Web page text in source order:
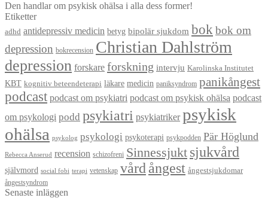
Den handlar om psykisk ohälsa i alla dess former!
Etiketter
adhd antidepressiv medicin betyg bipolär sjukdom bokbok om
depression bokrecension Christian Dahlström
depression forskare forskning intervju Karolinska Institutet
KBT kognitiv beteendeterapi läkare medicin paniksyndrom panikångest
podcast podcast om psykiatri podcast om psykisk ohälsa podcast
om psykologi podd psykiatri psykiatriker psykisk
ohälsa psykolog psykologi psykoterapi psykpodden Pär Höglund
Rebecca Anserud recension schizofreni Sinnessjukt sjukvård
självmord social fobi terapi vetenskap vårdångest ångestsjukdomar
ångestsyndrom
Senaste inläggen